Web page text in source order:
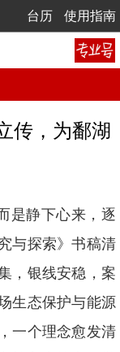
台历 使用指南
传，为鄱湖
是静下心来，逐
与探索》书稿清
，银线安稳，案
生态保护与能源
一个理念愈发清